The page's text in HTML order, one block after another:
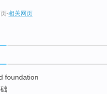
-相关网页
foundation